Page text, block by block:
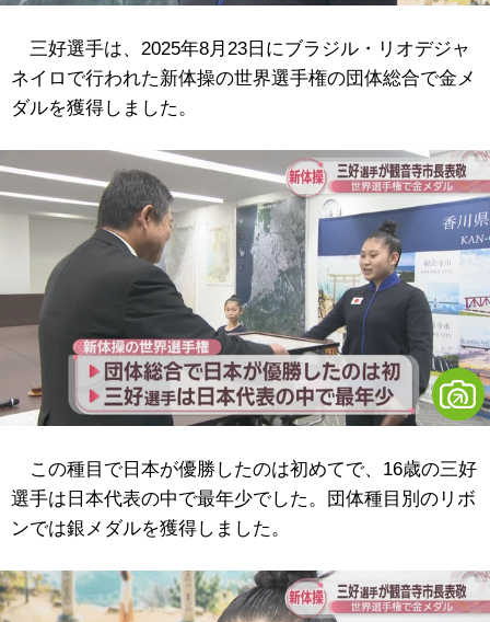
三好選手は、2025年8月23日にブラジル・リオデジャ
ネイロで行われた新体操の世界選手権の団体総合で金メ
ダルを獲得しました。
この種目で日本が優勝したのは初めてで、16歳の三好
選手は日本代表の中で最年少でした。団体種目別のリボ
ンでは銀メダルを獲得しました。